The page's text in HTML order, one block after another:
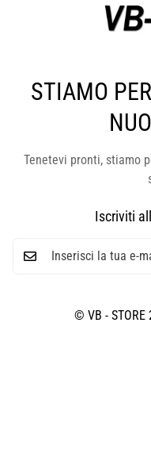
STIAMO
Tenetevi pronti, stiamo
Iscriviti
© VB - STORE